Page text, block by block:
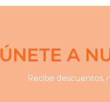
ÚNETE A
Recibe descuentos,